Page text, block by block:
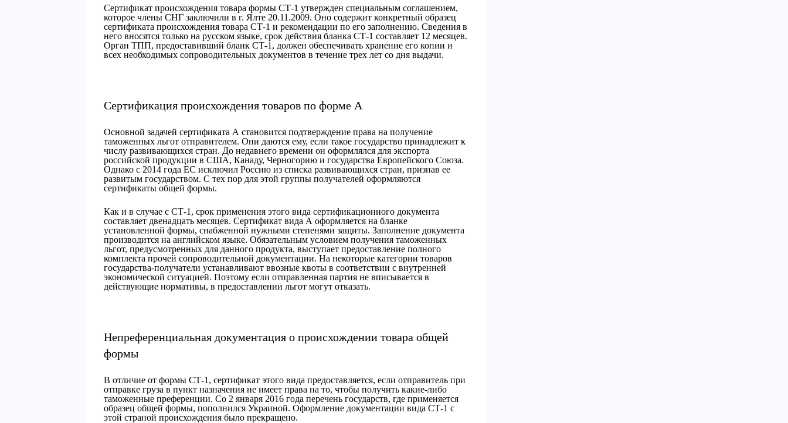
Сертификат происхождения товара формы СТ-1 утвержден специальным соглашением,
которое члены СНГ заключили в г. Ялте 20.11.2009. Оно содержит конкретный образец
сертификата происхождения товара СТ-1 и рекомендации по его заполнению. Сведения в
него вносятся только на русском языке, срок действия бланка СТ-1 составляет 12 месяцев.
Орган ТПП, предоставивший бланк СТ-1, должен обеспечивать хранение его копии и
всех необходимых сопроводительных документов в течение трех лет со дня выдачи.
Сертификация происхождения товаров по форме А
Основной задачей сертификата А становится подтверждение права на получение
таможенных льгот отправителем. Они даются ему, если такое государство принадлежит к
числу развивающихся стран. До недавнего времени он оформлялся для экспорта
российской продукции в США, Канаду, Черногорию и государства Европейского Союза.
Однако с 2014 года ЕС исключил Россию из списка развивающихся стран, признав ее
развитым государством. С тех пор для этой группы получателей оформляются
сертификаты общей формы.
Как и в случае с СТ-1, срок применения этого вида сертификационного документа
составляет двенадцать месяцев. Сертификат вида А оформляется на бланке
установленной формы, снабженной нужными степенями защиты. Заполнение документа
производится на английском языке. Обязательным условием получения таможенных
льгот, предусмотренных для данного продукта, выступает предоставление полного
комплекта прочей сопроводительной документации. На некоторые категории товаров
государства-получатели устанавливают ввозные квоты в соответствии с внутренней
экономической ситуацией. Поэтому если отправленная партия не вписывается в
действующие нормативы, в предоставлении льгот могут отказать.
Непреференциальная документация о происхождении товара общей
формы
В отличие от формы СТ-1, сертификат этого вида предоставляется, если отправитель при
отправке груза в пункт назначения не имеет права на то, чтобы получить какие-либо
таможенные преференции. Со 2 января 2016 года перечень государств, где применяется
образец общей формы, пополнился Украиной. Оформление документации вида СТ-1 с
этой страной происхождения было прекращено.